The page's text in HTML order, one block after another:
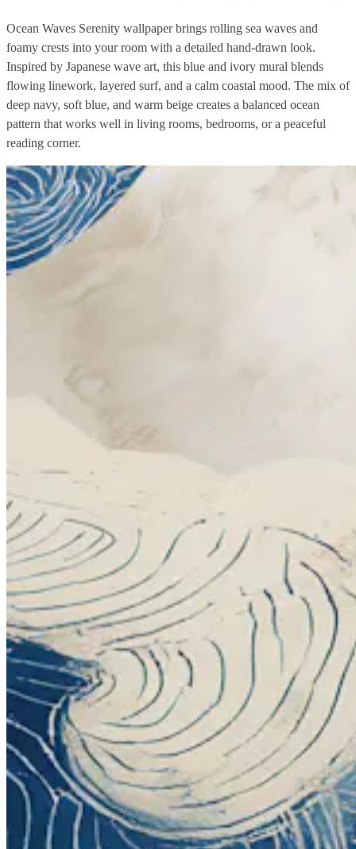
Ocean Waves Serenity wallpaper brings rolling sea waves and
foamy crests into your room with a detailed hand-drawn look.
Inspired by Japanese wave art, this blue and ivory mural blends
flowing linework, layered surf, and a calm coastal mood. The mix of
deep navy, soft blue, and warm beige creates a balanced ocean
pattern that works well in living rooms, bedrooms, or a peaceful
reading corner.